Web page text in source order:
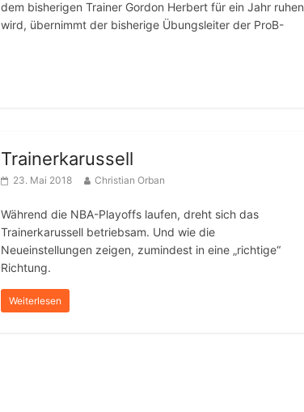
dem bisherigen Trainer Gordon Herbert für ein Jahr ruhen
wird, übernimmt der bisherige Übungsleiter der ProB-
Trainerkarussell
23. Mai 2018 Christian Orban
Während die NBA-Playoffs laufen, dreht sich das
Trainerkarussell betriebsam. Und wie die
Neueinstellungen zeigen, zumindest in eine „richtige“
Richtung.
Weiterlesen